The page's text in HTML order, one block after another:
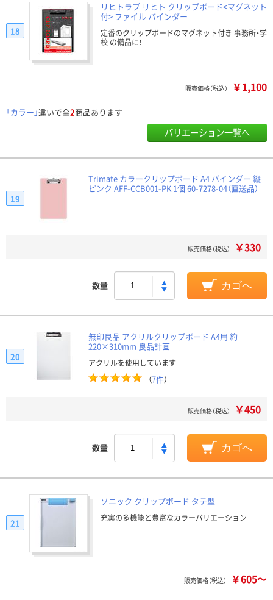
リヒトラブ リヒト クリップボード<マグネット
付> ファイル バインダー
定番のクリップボードのマグネット付き 事務所・学
校 の備品に！
18
販売価格（税込） ￥1,100
「カラー」違いで全2商品あります
バリエーション一覧へ
Trimate カラークリップボード A4 バインダー 縦
ピンク AFF-CCB001-PK 1個 60-7278-04（直送品）
19
販売価格（税込） ￥330
数量 カゴへ
無印良品 アクリルクリップボード A4用 約
220×310mm 良品計画
アクリルを使用しています
（7件）
20
販売価格（税込） ￥450
数量 カゴへ
ソニック クリップボード タテ型
充実の多機能と豊富なカラーバリエーション
21
販売価格（税込） ￥605～